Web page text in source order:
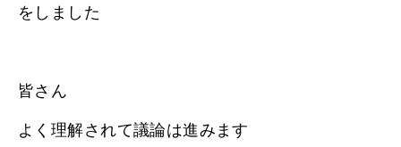
をしました
皆さん
よく理解されて議論は進みます